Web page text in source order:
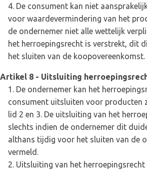
De consument kan niet
voor waardevermindering van het
de ondernemer niet alle wettelijk
het herroepingsrecht is verstrekt, dit
het sluiten van de koopovereenkomst.
Artikel 8 - Uitsluiting
De ondernemer kan het
consument uitsluiten voor producten
lid 2 en 3. De uitsluiting van het
slechts indien de ondernemer dit
althans tijdig voor het sluiten van de
vermeld.
Uitsluiting van het